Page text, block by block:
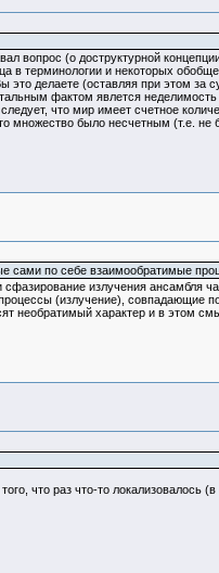
вопрос (о доструктурной
в терминологии и некоторых
делаете (оставляя при этом за
фактом явлется неделимость
что мир имеет счетное
множество было несчетным (т.е. не
сами по себе взаимообратимые
излучения ансамбля
(излучение), совпадающие
необратимый характер и в этом
что раз что-то локализовалось